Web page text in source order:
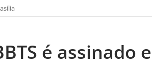
é assinado